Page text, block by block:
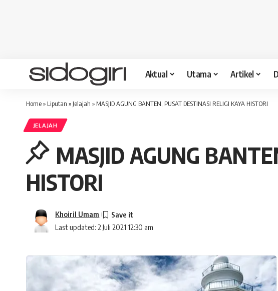
Aktual Utama Artikel
Home» Liputan » Jelajah » MASJID AGUNG BANTEN, PUSAT DESTINASI RELIGI KAYA HISTORI
JELAJAH
MASJID AGUNG
HISTORI
Last updated: 2 Juli 2021 12:30 am
Khoiril Umam